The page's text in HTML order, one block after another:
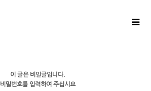
이 글은 비밀글입니다.
비밀번호를 입력하여 주십시요